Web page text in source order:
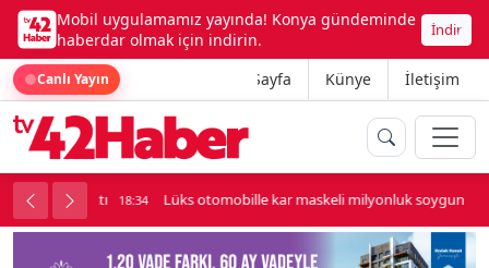
Mobil uygulamamız yayında! Konya gündeminde
haberdar olmak için indirin.
İndir
Canlı Yayın Ana Sayfa Künye İletişim
kavga çıktı 18:34 Lüks otomobille kar maskeli milyonluk soygun